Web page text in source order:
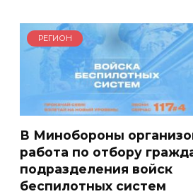
РЕГИОН
В Минобороны
работа по отбору
подразделения войск
беспилотных систем